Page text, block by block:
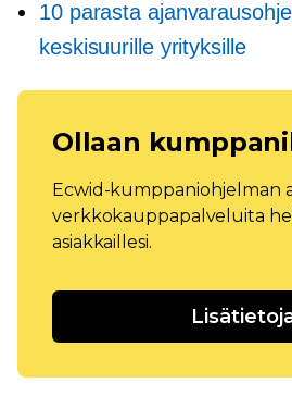
10 parasta
keskisuurille yrityksille
Ollaan
Ecwid-kumppaniohjelman
verkkokauppapalveluita
asiakkaillesi.